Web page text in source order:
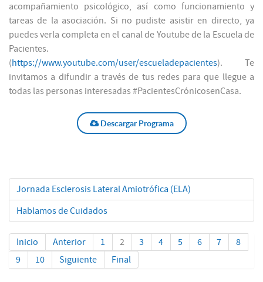
acompañamiento psicológico, así como funcionamiento y
tareas de la asociación. Si no pudiste asistir en directo, ya
puedes verla completa en el canal de Youtube de la Escuela de
Pacientes.
(https://www.youtube.com/user/escueladepacientes). Te
invitamos a difundir a través de tus redes para que llegue a
todas las personas interesadas #PacientesCrónicosenCasa.
Descargar Programa
Jornada Esclerosis Lateral Amiotrófica (ELA)
Hablamos de Cuidados
Inicio Anterior 1 2 3 4 5 6 7
8
9
10 Siguiente Final